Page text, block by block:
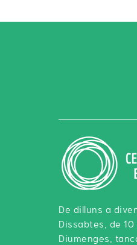
De dilluns a
Dissabtes, de
Diumenges,